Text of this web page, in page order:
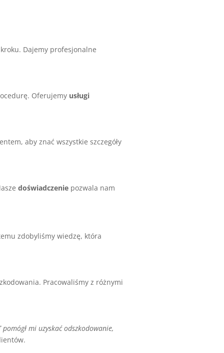
Dajemy profesjonalne
Oferujemy usługi
aby znać wszystkie szczegóły
doświadczenie pozwala nam
zdobyliśmy wiedzę, która
Pracowaliśmy z różnymi
pomógł mi uzyskać odszkodowanie,